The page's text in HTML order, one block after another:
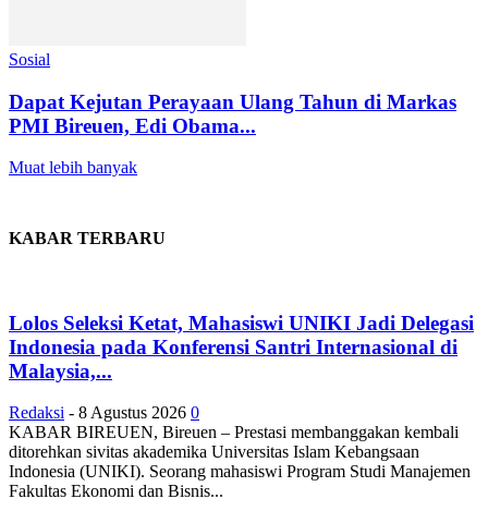
Sosial
Dapat Kejutan Perayaan Ulang Tahun di Markas
PMI Bireuen, Edi Obama...
Muat lebih banyak
KABAR TERBARU
Lolos Seleksi Ketat, Mahasiswi UNIKI Jadi Delegasi
Indonesia pada Konferensi Santri Internasional di
Malaysia,...
Redaksi - 8 Agustus 2026 0
KABAR BIREUEN, Bireuen – Prestasi membanggakan kembali
ditorehkan sivitas akademika Universitas Islam Kebangsaan
Indonesia (UNIKI). Seorang mahasiswi Program Studi Manajemen
Fakultas Ekonomi dan Bisnis...